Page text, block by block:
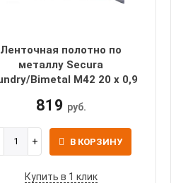
Ленточная полотно по
металлу Secura
Bimetal M42 20 х 0,9
819 руб.
В КОРЗИНУ
Купить в 1 клик